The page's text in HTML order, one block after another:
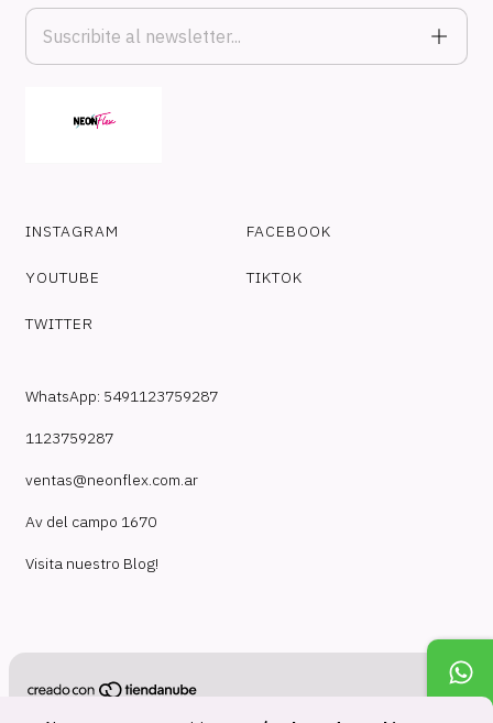
INSTAGRAM FACEBOOK
YOUTUBE TIKTOK
TWITTER
WhatsApp: 5491123759287
1123759287
ventas@neonflex.com.ar
Av del campo 1670
Visita nuestro Blog!